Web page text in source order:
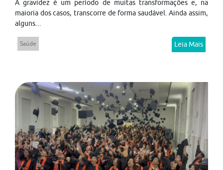
A gravidez é um período de muitas transformações e, na
maioria dos casos, transcorre de forma saudável. Ainda assim,
alguns...
Saúde Leia Mais